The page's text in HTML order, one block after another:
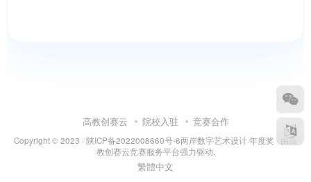
高教创赛云 院校入驻 竞赛合作
Copyright © 2023 · 陕ICP备2022008660号-6两岸数字艺术设计·年度奖 · 由高
教创赛云竞赛服务平台强力驱动.
繁體中文